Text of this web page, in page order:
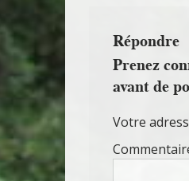
Répondre
Prenez
avant de
Votre